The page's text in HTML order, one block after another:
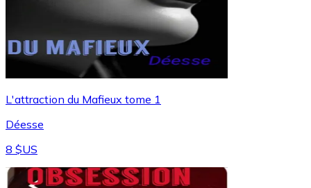
L'attraction du Mafieux tome 1
Déesse
8 $US